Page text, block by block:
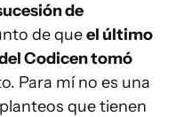
de
de queel último
Codicen tomó
Para mí no es una
que tienen